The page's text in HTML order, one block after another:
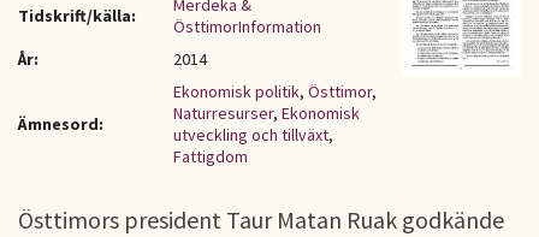
Tidskrift/källa:
Merdeka &
ÖsttimorInformation
År:
2014
Ämnesord:
Ekonomisk politik, Östtimor,
Naturresurser, Ekonomisk
utveckling och tillväxt,
Fattigdom
Östtimors president Taur Matan Ruak godkände